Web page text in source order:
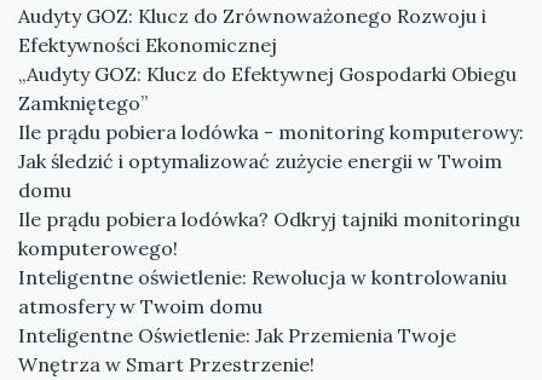
Audyty GOZ: Klucz do Zrównoważonego Rozwoju i
Efektywności Ekonomicznej
„Audyty GOZ: Klucz do Efektywnej Gospodarki Obiegu
Zamkniętego”
Ile prądu pobiera lodówka - monitoring komputerowy:
Jak śledzić i optymalizować zużycie energii w Twoim
domu
Ile prądu pobiera lodówka? Odkryj tajniki monitoringu
komputerowego!
Inteligentne oświetlenie: Rewolucja w kontrolowaniu
atmosfery w Twoim domu
Inteligentne Oświetlenie: Jak Przemienia Twoje
Wnętrza w Smart Przestrzenie!